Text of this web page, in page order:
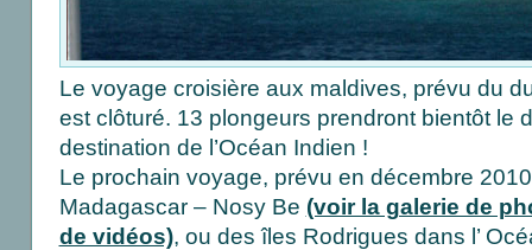
Le voyage croisière aux maldives, prévu du
est clôturé. 13 plongeurs prendront bientôt le
destination de l’Océan Indien !
Le prochain voyage, prévu en décembre
Madagascar – Nosy Be (voir la galerie de
de vidéos), ou des îles Rodrigues dans l’